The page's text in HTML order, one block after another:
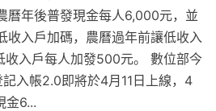
曆年後普發現金每人6,000元，並
收入戶加碼，農曆過年前讓低收入
收入戶每人加發500元。 數位部今
記入帳2.0即將於4月11日上線，4
金6...